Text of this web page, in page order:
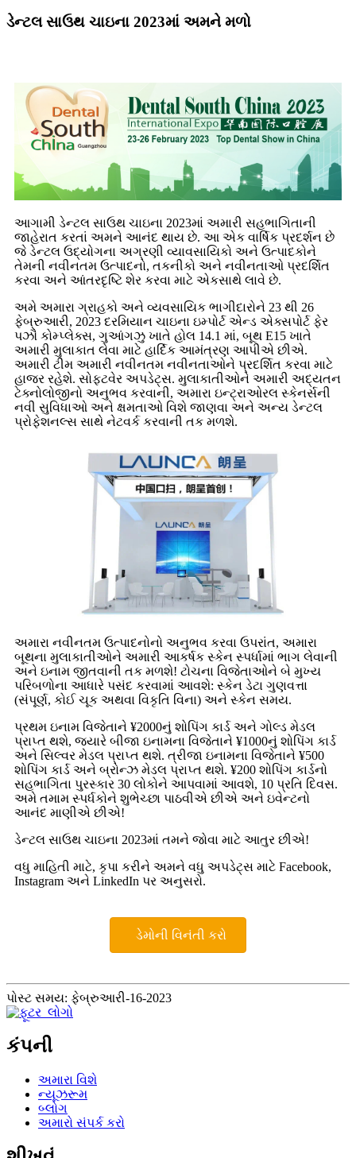
ડેન્ટલ સાઉથ ચાઇના 2023માં અમને મળો
આગામી ડેન્ટલ સાઉથ ચાઇના 2023માં અમારી સહભાગિતાની
જાહેરાત કરતાં અમને આનંદ થાય છે. આ એક વાર્ષિક પ્રદર્શન છે
જે ડેન્ટલ ઉદ્યોગના અગ્રણી વ્યાવસાયિકો અને ઉત્પાદકોને
તેમની નવીનતમ ઉત્પાદનો, તકનીકો અને નવીનતાઓ પ્રદર્શિત
કરવા અને આંતરદૃષ્ટિ શેર કરવા માટે એકસાથે લાવે છે.
અમે અમારા ગ્રાહકો અને વ્યવસાયિક ભાગીદારોને 23 થી 26
ફેબ્રુઆરી, 2023 દરમિયાન ચાઇના ઇમ્પોર્ટ એન્ડ એક્સપોર્ટ ફેર
પઝૌ કોમ્પ્લેક્સ, ગુઆંગઝુ ખાતે હોલ 14.1 માં, બૂથ E15 ખાતે
અમારી મુલાકાત લેવા માટે હાર્દિક આમંત્રણ આપીએ છીએ.
અમારી ટીમ અમારી નવીનતમ નવીનતાઓને પ્રદર્શિત કરવા માટે
હાજર રહેશે. સોફ્ટવેર અપડેટ્સ. મુલાકાતીઓને અમારી અદ્યતન
ટેક્નોલોજીનો અનુભવ કરવાની, અમારા ઇન્ટ્રાઓરલ સ્કેનર્સની
નવી સુવિધાઓ અને ક્ષમતાઓ વિશે જાણવા અને અન્ય ડેન્ટલ
પ્રોફેશનલ્સ સાથે નેટવર્ક કરવાની તક મળશે.
અમારા નવીનતમ ઉત્પાદનોનો અનુભવ કરવા ઉપરાંત, અમારા
બૂથના મુલાકાતીઓને અમારી આકર્ષક સ્કેન સ્પર્ધામાં ભાગ લેવાની
અને ઇનામ જીતવાની તક મળશે! ટોચના વિજેતાઓને બે મુખ્ય
પરિબળોના આધારે પસંદ કરવામાં આવશે: સ્કેન ડેટા ગુણવત્તા
(સંપૂર્ણ, કોઈ ચૂક અથવા વિકૃતિ વિના) અને સ્કેન સમય.
પ્રથમ ઇનામ વિજેતાને ¥2000નું શોપિંગ કાર્ડ અને ગોલ્ડ મેડલ
પ્રાપ્ત થશે, જ્યારે બીજા ઇનામના વિજેતાને ¥1000નું શોપિંગ કાર્ડ
અને સિલ્વર મેડલ પ્રાપ્ત થશે. ત્રીજા ઇનામના વિજેતાને ¥500
શોપિંગ કાર્ડ અને બ્રોન્ઝ મેડલ પ્રાપ્ત થશે. ¥200 શોપિંગ કાર્ડનો
સહભાગિતા પુરસ્કાર 30 લોકોને આપવામાં આવશે, 10 પ્રતિ દિવસ.
અમે તમામ સ્પર્ધકોને શુભેચ્છા પાઠવીએ છીએ અને ઇવેન્ટનો
આનંદ માણીએ છીએ!
ડેન્ટલ સાઉથ ચાઇના 2023માં તમને જોવા માટે આતુર છીએ!
વધુ માહિતી માટે, કૃપા કરીને અમને વધુ અપડેટ્સ માટે Facebook,
Instagram અને LinkedIn પર અનુસરો.
ડેમોની વિનંતી કરો
પોસ્ટ સમય: ફેબ્રુઆરી-16-2023
કંપની
અમારા વિશે
ન્યૂઝરૂમ
બ્લોગ
અમારો સંપર્ક કરો